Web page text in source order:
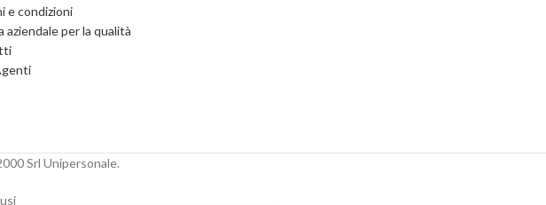
e condizioni
aziendale per la qualità
Srl Unipersonale.